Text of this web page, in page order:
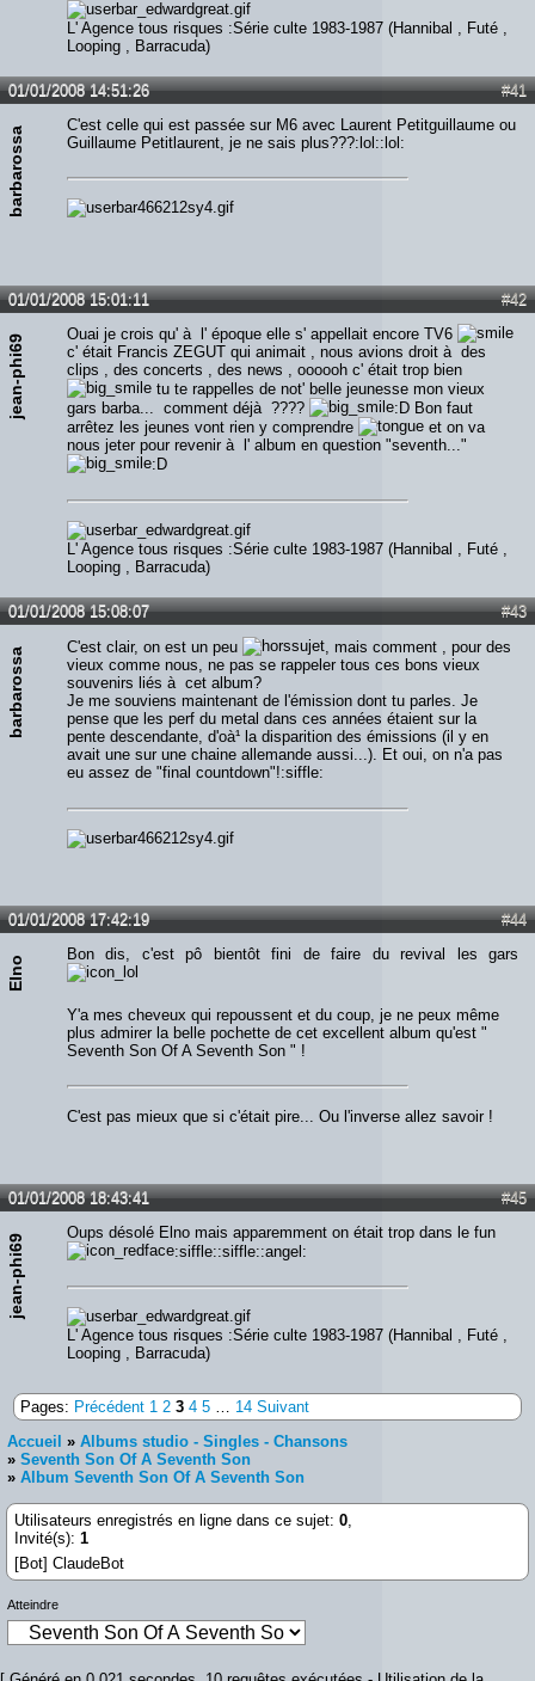
L' Agence tous risques :Série culte 1983-1987 (Hannibal , Futé ,
Looping , Barracuda)
#41
01/01/2008 14:51:26
barbarossa
C'est celle qui est passée sur M6 avec Laurent Petitguillaume ou
Guillaume Petitlaurent, je ne sais plus???:lol::lol:
#42
01/01/2008 15:01:11
jean-phi69
Ouai je crois qu' à l' époque elle s' appellait encore TV6
c' était Francis ZEGUT qui animait , nous avions droit à des
clips , des concerts , des news , oooooh c' était trop bien
tu te rappelles de not' belle jeunesse mon vieux
gars barba... comment déjà ????
:D Bon faut
arrêtez les jeunes vont rien y comprendre
et on va
nous jeter pour revenir à l' album en question "seventh..."
:D
L' Agence tous risques :Série culte 1983-1987 (Hannibal , Futé ,
Looping , Barracuda)
#43
01/01/2008 15:08:07
barbarossa C'est clair, on est un peu
, mais comment , pour des
vieux comme nous, ne pas se rappeler tous ces bons vieux
souvenirs liés à cet album?
Je me souviens maintenant de l'émission dont tu parles. Je
pense que les perf du metal dans ces années étaient sur la
pente descendante, d'oà¹ la disparition des émissions (il y en
avait une sur une chaine allemande aussi...). Et oui, on n'a pas
eu assez de "final countdown"!:siffle:
#44
01/01/2008 17:42:19
Elno
Bon dis, c'est pô bientôt fini de faire du revival les gars
Y'a mes cheveux qui repoussent et du coup, je ne peux même
plus admirer la belle pochette de cet excellent album qu'est "
Seventh Son Of A Seventh Son " !
C'est pas mieux que si c'était pire... Ou l'inverse allez savoir !
#45
01/01/2008 18:43:41
jean-phi69
Oups désolé Elno mais apparemment on était trop dans le fun
:siffle::siffle::angel:
L' Agence tous risques :Série culte 1983-1987 (Hannibal , Futé ,
Looping , Barracuda)
Pages: Précédent 1 2 3 4 5 14 Suivant
Accueil » Albums studio - Singles - Chansons
» Seventh Son Of A Seventh Son
» Album Seventh Son Of A Seventh Son
Utilisateurs enregistrés en ligne dans ce sujet: 0
Invité(s): 1
[Bot] ClaudeBot
Atteindre